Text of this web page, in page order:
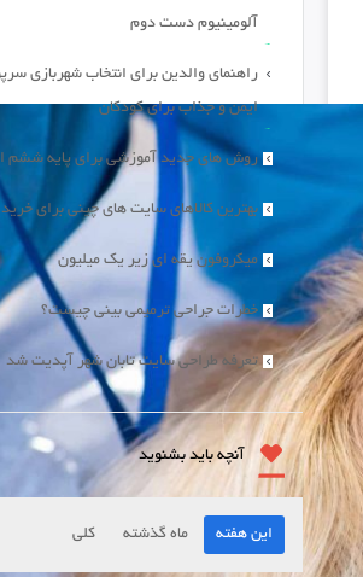
آلومینیوم دست دوم
راهنمای والدین برای انتخاب شهربازی
ایمن و جذاب برای کودکان
روش های جدید آموزشی برای پایه ششم
بهترین کالاهای سایت های چینی برای
میکروفون یقه ای زیر یک میلیون
خطرات جراحی ترمیمی بینی چیست؟
تعرفه طراحی سایت تابان شهر آپدیت شد
آنچه باید بشنوید
این هفته ماه گذشته کلی